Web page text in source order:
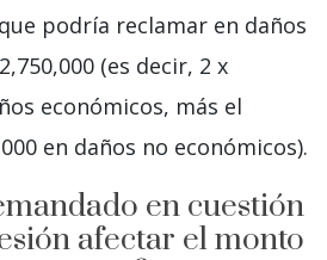
podría reclamar en daños
(es decir, 2 x
económicos, más el
en daños no económicos).
en cuestión
afectar el monto